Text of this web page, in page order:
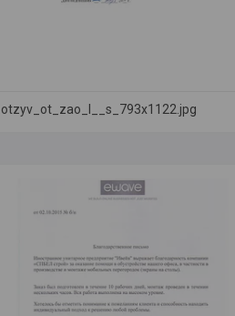
otzyv_ot_zao_l__s_793x1122.jpg